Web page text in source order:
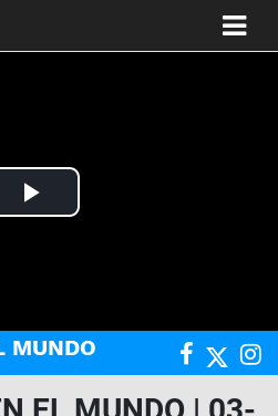
Play
MUNDO